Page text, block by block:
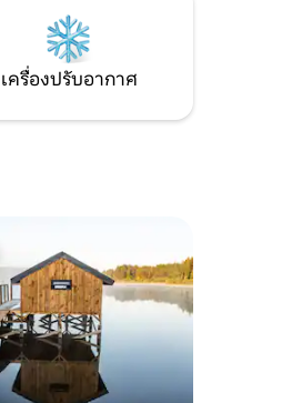
เครื่องปรับอากาศ